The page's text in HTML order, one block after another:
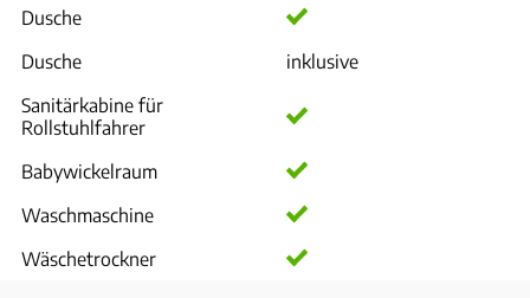
Dusche
Dusche
inklusive
Sanitärkabine für
Rollstuhlfahrer
Babywickelraum
Waschmaschine
Wäschetrockner